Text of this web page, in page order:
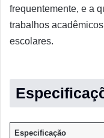
frequentemente, e a
trabalhos
escolares.
Especificação